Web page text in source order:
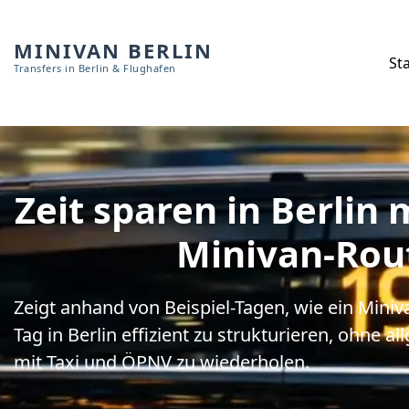
MINIVAN BERLIN
Transfers in Berlin & Flughafen
Zeit sparen in Berlin
Minivan-
Zeigt anhand von Beispiel-Tagen, wie ein
Tag in Berlin effizient zu strukturieren, ohne
mit Taxi und ÖPNV zu wiederholen.